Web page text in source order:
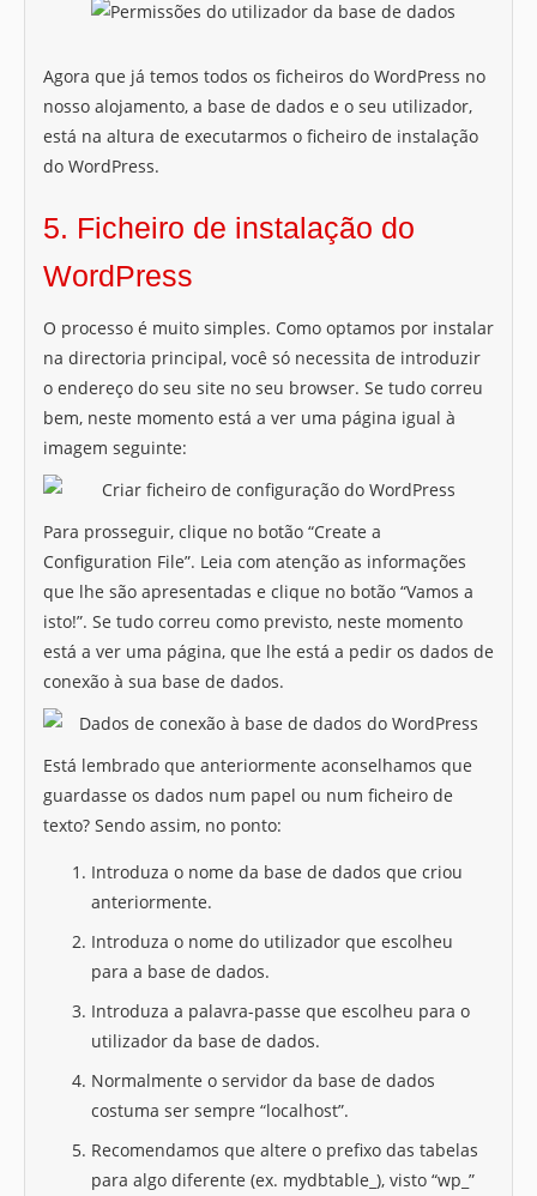
Agora que já temos todos os ficheiros do WordPress no
nosso alojamento, a base de dados e o seu utilizador,
está na altura de executarmos o ficheiro de instalação
do WordPress.
5. Ficheiro de instalação do
WordPress
O processo é muito simples. Como optamos por instalar
na directoria principal, você só necessita de introduzir
o endereço do seu site no seu browser. Se tudo correu
bem, neste momento está a ver uma página igual à
imagem seguinte:
Para prosseguir, clique no botão “Create a
Configuration File”. Leia com atenção as informações
que lhe são apresentadas e clique no botão “Vamos a
isto!”. Se tudo correu como previsto, neste momento
está a ver uma página, que lhe está a pedir os dados de
conexão à sua base de dados.
Está lembrado que anteriormente aconselhamos que
guardasse os dados num papel ou num ficheiro de
texto? Sendo assim, no ponto:
Introduza o nome da base de dados que criou
anteriormente.
Introduza o nome do utilizador que escolheu
para a base de dados.
Introduza a palavra-passe que escolheu para o
utilizador da base de dados.
Normalmente o servidor da base de dados
costuma ser sempre “localhost”.
Recomendamos que altere o prefixo das tabelas
para algo diferente (ex. mydbtable_), visto “wp_”